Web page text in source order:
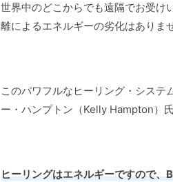
世界中のどこからでも遠隔でお受け
離によるエネルギーの劣化はありま
このパワフルなヒーリング・システ
ー・ハンプトン（Kelly Hampton）
ヒーリングはエネルギーですので